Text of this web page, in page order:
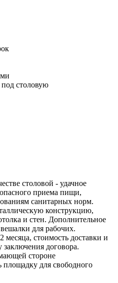
столовой - удачное
приема пищи,
санитарных норм.
конструкцию,
и стен. Дополнительное
для рабочих.
стоимость доставки и
заключения договора.
стороне
площадку для свободного